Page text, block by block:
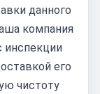
данного
компания
инспекции
его
чистоту